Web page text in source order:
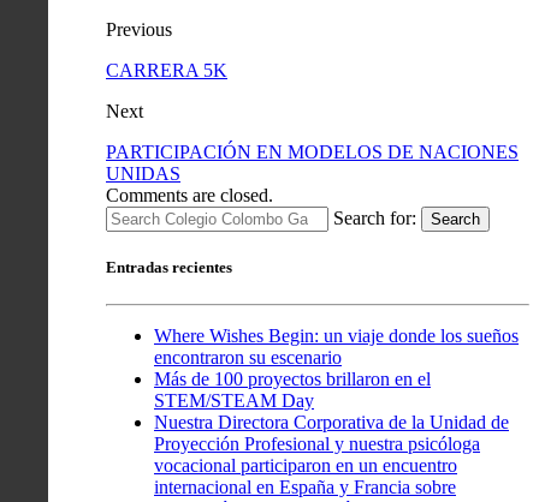
Previous
CARRERA 5K
Next
PARTICIPACIÓN EN MODELOS DE NACIONES
UNIDAS
Comments are closed.
Search for:
Search
Entradas recientes
Where Wishes Begin: un viaje donde los sueños
encontraron su escenario
Más de 100 proyectos brillaron en el
STEM/STEAM Day
Nuestra Directora Corporativa de la Unidad de
Proyección Profesional y nuestra psicóloga
vocacional participaron en un encuentro
internacional en España y Francia sobre